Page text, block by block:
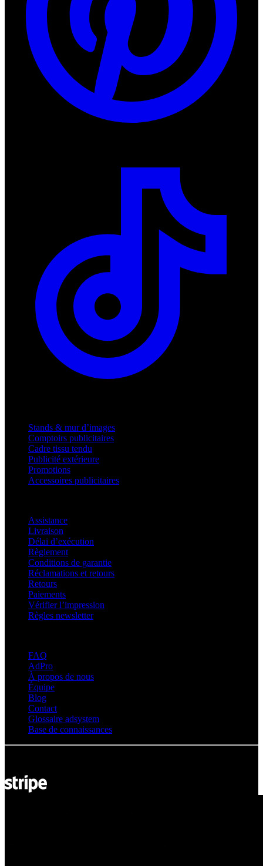
Stands & mur d’images
Comptoirs publicitaires
Cadre tissu tendu
Publicité extérieure
Promotions
Accessoires publicitaires
Assistance
Livraison
Délai d’exécution
Règlement
Conditions de garantie
Réclamations et retours
Retours
Paiements
Vérifier l’impression
Règles newsletter
FAQ
AdPro
À propos de nous
Équipe
Blog
Contact
Glossaire adsystem
Base de connaissances